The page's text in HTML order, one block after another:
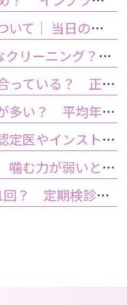
インプラント手術後の食事について｜ 当日の注意点・いつから普通の食事ができる？
歯医者の「PMTC」とはどんなクリーニング？スケーリングとは何が違うの？
あなたの歯みがきのやり方は合っている？ 正しい歯みがき方法と間違った方法
大人の歯が抜けるのって何歳が多い？ 平均年齢と原因について
歯医者の認定医ってなに？ 認定医やインストラクターの資格を持つ歯医者のメリット
噛む力があるメリットって？ 噛む力が弱いとどうなるの？
歯科検診の頻度って何ヶ月に1回？ 定期検診って何するの？